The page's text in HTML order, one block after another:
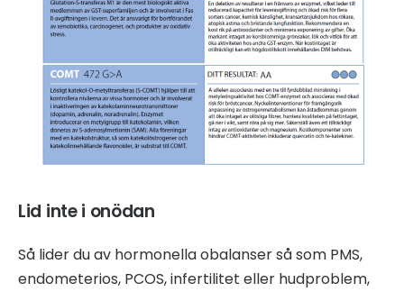
Lid inte i onödan
Så lider du av hormonella obalanser så som PMS,
endometerios, PCOS, infertilitet eller hudproblem,